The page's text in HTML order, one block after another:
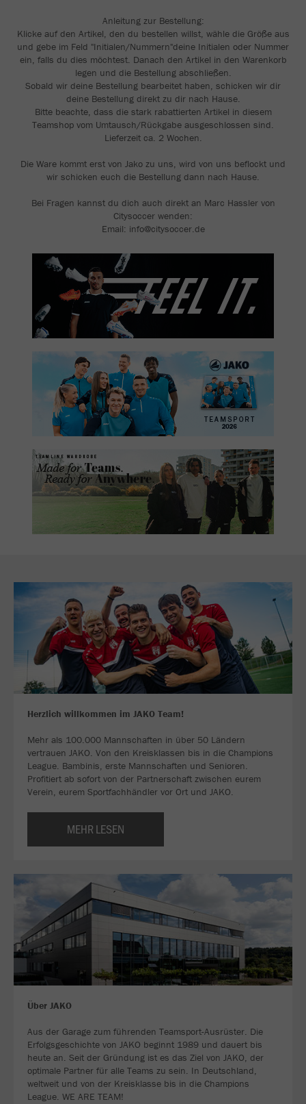
Anleitung zur Bestellung:
Klicke auf den Artikel, den du bestellen willst, wähle die Größe aus
und gebe im Feld "Initialen/Nummern"deine Initialen oder Nummer
ein, falls du dies möchtest. Danach den Artikel in den Warenkorb
legen und die Bestellung abschließen.
Sobald wir deine Bestellung bearbeitet haben, schicken wir dir
deine Bestellung direkt zu dir nach Hause.
Bitte beachte, dass die stark rabattierten Artikel in diesem
Teamshop vom Umtausch/Rückgabe ausgeschlossen sind.
Lieferzeit ca. 2 Wochen.
Die Ware kommt erst von Jako zu uns, wird von uns beflockt und
wir schicken euch die Bestellung dann nach Hause.
Bei Fragen kannst du dich auch direkt an Marc Hassler von
Citysoccer wenden:
Email: info@citysoccer.de
Herzlich willkommen im JAKO Team!
Mehr als 100.000 Mannschaften in über 50 Ländern
vertrauen JAKO. Von den Kreisklassen bis in die Champions
League. Bambinis, erste Mannschaften und Senioren.
Profitiert ab sofort von der Partnerschaft zwischen eurem
Verein, eurem Sportfachhändler vor Ort und JAKO.
MEHR LESEN
Über JAKO
Aus der Garage zum führenden Teamsport-Ausrüster. Die
Erfolgsgeschichte von JAKO beginnt 1989 und dauert bis
heute an. Seit der Gründung ist es das Ziel von JAKO, der
optimale Partner für alle Teams zu sein. In Deutschland,
weltweit und von der Kreisklasse bis in die Champions
League. WE ARE TEAM!